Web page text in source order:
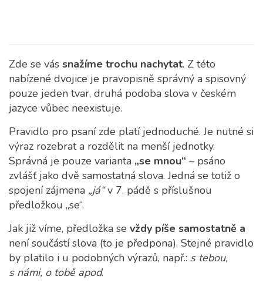
Zde se vás snažíme trochu nachytat. Z této
nabízené dvojice je pravopisně správný a spisovný
pouze jeden tvar, druhá podoba slova v českém
jazyce vůbec neexistuje.
Pravidlo pro psaní zde platí jednoduché. Je nutné si
výraz rozebrat a rozdělit na menší jednotky.
Správná je pouze varianta „se mnou“ – psáno
zvlášť jako dvě samostatná slova. Jedná se totiž o
spojení zájmena „já“v 7. pádě s příslušnou
předložkou „se“.
Jak již víme, předložka se vždy píše samostatně a
není součástí slova (to je předpona). Stejné pravidlo
by platilo i u podobných výrazů, např.: s tebou,
s námi, o tobě apod.